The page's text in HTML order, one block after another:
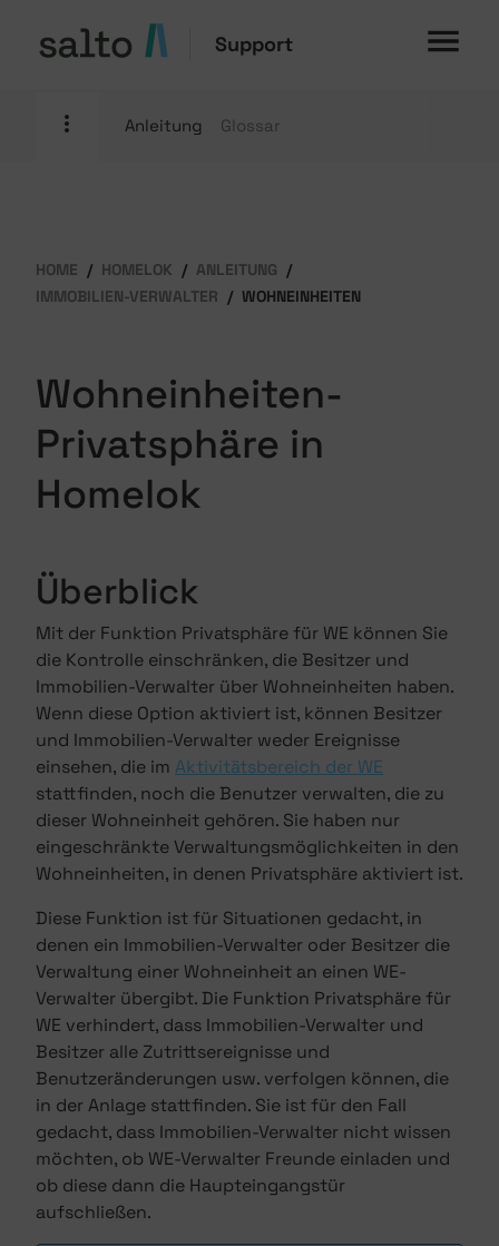
Support
Anleitung Glossar
HOME HOMELOK
ANLEITUNG
IMMOBILIEN-VERWALTER
WOHNEINHEITEN
Wohneinheiten-
Privatsphäre in
Homelok
Überblick
Mit der Funktion Privatsphäre für WE können Sie
die Kontrolle einschränken, die Besitzer und
Immobilien-Verwalter über Wohneinheiten haben.
Wenn diese Option aktiviert ist, können Besitzer
und Immobilien-Verwalter weder Ereignisse
einsehen, die im Aktivitätsbereich der WE
stattfinden, noch die Benutzer verwalten, die zu
dieser Wohneinheit gehören. Sie haben nur
eingeschränkte Verwaltungsmöglichkeiten in den
Wohneinheiten, in denen Privatsphäre aktiviert ist.
Diese Funktion ist für Situationen gedacht, in
denen ein Immobilien-Verwalter oder Besitzer die
Verwaltung einer Wohneinheit an einen WE-
Verwalter übergibt. Die Funktion Privatsphäre für
WE verhindert, dass Immobilien-Verwalter und
Besitzer alle Zutrittsereignisse und
Benutzeränderungen usw. verfolgen können, die
in der Anlage stattfinden. Sie ist für den Fall
gedacht, dass Immobilien-Verwalter nicht wissen
möchten, ob WE-Verwalter Freunde einladen und
ob diese dann die Haupteingangstür
aufschließen.